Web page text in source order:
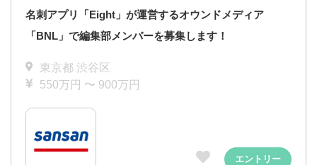
名刺アプリ「Eight」が運営するオウンドメディア
「BNL」で編集部メンバーを募集します！
東京都 渋谷区
550万円 〜 900万円
エントリー